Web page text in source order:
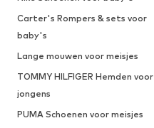
Carter's Rompers & sets voor
baby's
Lange mouwen voor meisjes
TOMMY HILFIGER Hemden voor
jongens
PUMA Schoenen voor meisjes